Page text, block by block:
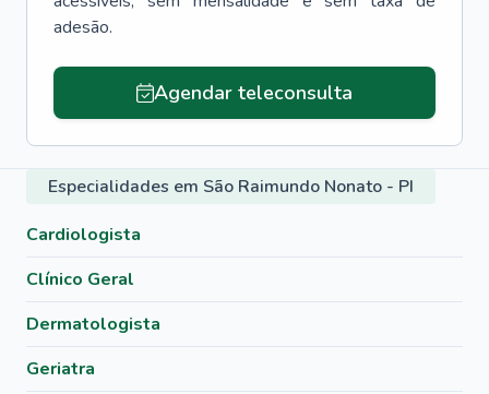
adesão.
Agendar teleconsulta
Especialidades em São Raimundo Nonato - PI
Cardiologista
Clínico Geral
Dermatologista
Geriatra